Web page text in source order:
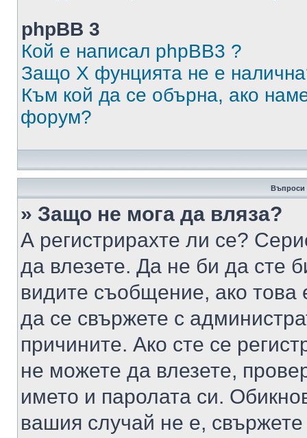
phpBB 3
Кой е написал phpBB3 ?
Защо X фунцията не е
Към кой да се обърна, ако
форум?
Въпроси
» Защо не мога да вляза?
А регистрирахте ли се?
да влезете. Да не би да сте
видите съобщение, ако това
да се свържете с
причините. Ако сте се
не можете да влезете,
името и паролата си.
вашия случай не е,